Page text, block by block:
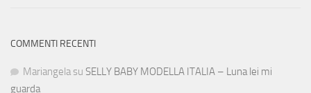
COMMENTI RECENTI
Mariangela su SELLY BABY MODELLA ITALIA – Luna lei mi
guarda